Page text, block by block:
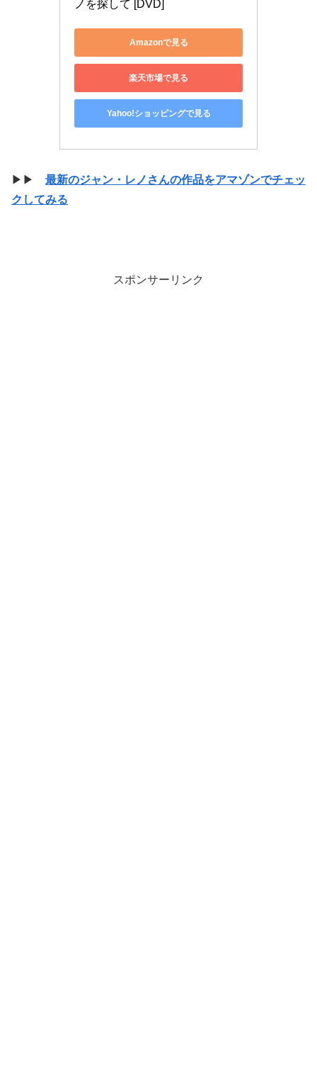
ノを探して [DVD]
Amazonで見る
楽天市場で見る
Yahoo!ショッピングで見る
▶▶ 最新のジャン・レノさんの作品をアマゾンでチェッ
クしてみる
スポンサーリンク